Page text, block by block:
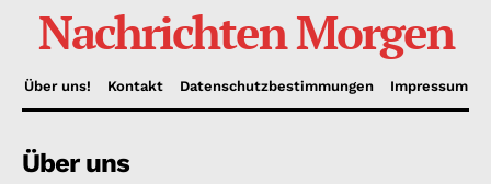
Nachrichten Morgen
Über uns! Kontakt Datenschutzbestimmungen Impressum
Über uns